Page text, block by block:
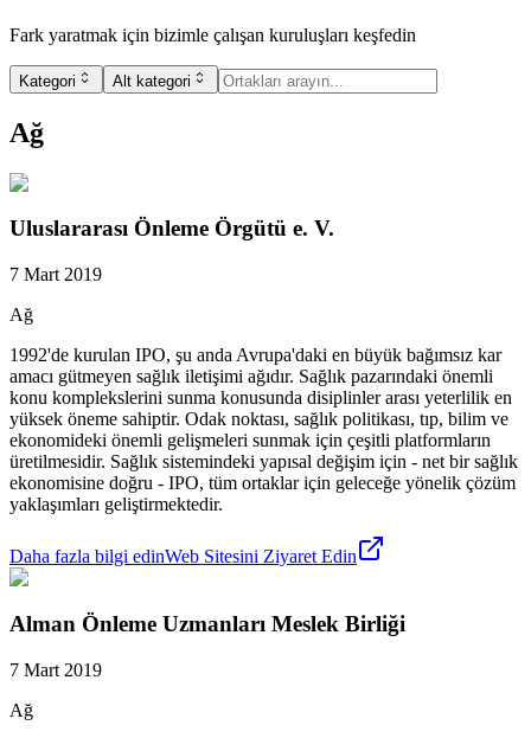
Fark yaratmak için bizimle çalışan kuruluşları keşfedin
Kategori Alt kategori
Ağ
Uluslararası Önleme Örgütü e. V.
7 Mart 2019
Ağ
1992'de kurulan IPO, şu anda Avrupa'daki en büyük bağımsız kar
amacı gütmeyen sağlık iletişimi ağıdır. Sağlık pazarındaki önemli
konu komplekslerini sunma konusunda disiplinler arası yeterlilik en
yüksek öneme sahiptir. Odak noktası, sağlık politikası, tıp, bilim ve
ekonomideki önemli gelişmeleri sunmak için çeşitli platformların
üretilmesidir. Sağlık sistemindeki yapısal değişim için - net bir sağlık
ekonomisine doğru - IPO, tüm ortaklar için geleceğe yönelik çözüm
yaklaşımları geliştirmektedir.
Daha fazla bilgi edinWeb Sitesini Ziyaret Edin
Alman Önleme Uzmanları Meslek Birliği
7 Mart 2019
Ağ